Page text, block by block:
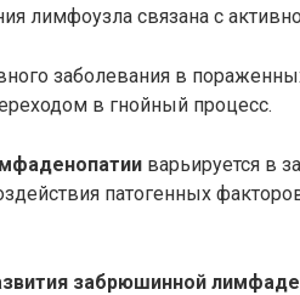
лимфоузла связана с
заболевания в
в гнойный процесс.
варьируется в
патогенных
забрюшинной